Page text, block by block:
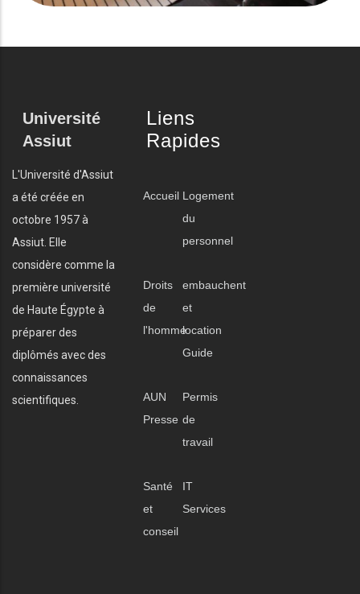
Université
Assiut
L'Université d'Assiut
a été créée en
octobre 1957 à
Assiut. Elle
considère comme la
première université
de Haute Égypte à
préparer des
diplômés avec des
connaissances
scientifiques.
Liens
Rapides
Accueil Logement
du
personnel
Droits
de
l'homme
embauchent
et
location
Guide
AUN
Presse
Permis
de
travail
Santé
et
conseil
IT
Services